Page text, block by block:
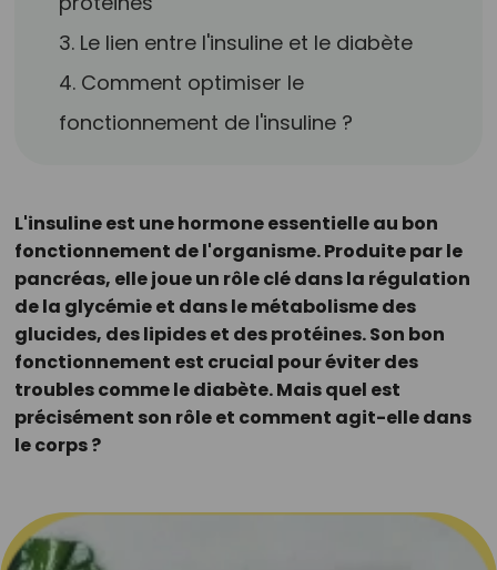
3. Le lien entre l'insuline et le diabète
4. Comment optimiser le
fonctionnement de l'insuline ?
L'insuline est une hormone essentielle au bon
fonctionnement de l'organisme. Produite par le
pancréas, elle joue un rôle clé dans la régulation
de la glycémie et dans le métabolisme des
glucides, des lipides et des protéines. Son bon
fonctionnement est crucial pour éviter des
troubles comme le diabète. Mais quel est
précisément son rôle et comment agit-elle dans
le corps ?